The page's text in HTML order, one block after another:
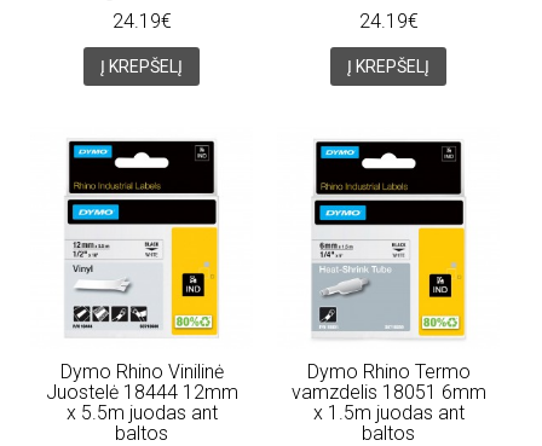
24.19€
Į KREPŠELĮ
24.19€
Į KREPŠELĮ
Dymo Rhino Vinilinė
Juostelė 18444 12mm
x 5.5m juodas ant
baltos
Dymo Rhino Termo
vamzdelis 18051 6mm
x 1.5m juodas ant
baltos